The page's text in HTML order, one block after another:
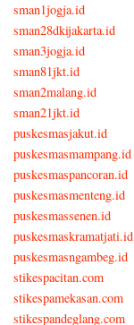
sman1jogja.id
sman28dkijakarta.id
sman3jogja.id
sman81jkt.id
sman2malang.id
sman21jkt.id
puskesmasjakut.id
puskesmasmampang.id
puskesmaspancoran.id
puskesmasmenteng.id
puskesmassenen.id
puskesmaskramatjati.id
puskesmasngambeg.id
stikespacitan.com
stikespamekasan.com
stikespandeglang.com